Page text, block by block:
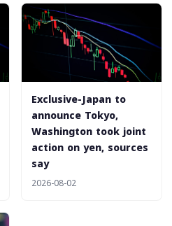
Exclusive-Japan to
announce Tokyo,
Washington took joint
action on yen, sources
say
2026-08-02